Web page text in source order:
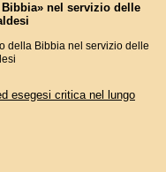
nel servizio delle
della Bibbia nel servizio delle
esegesi critica nel lungo